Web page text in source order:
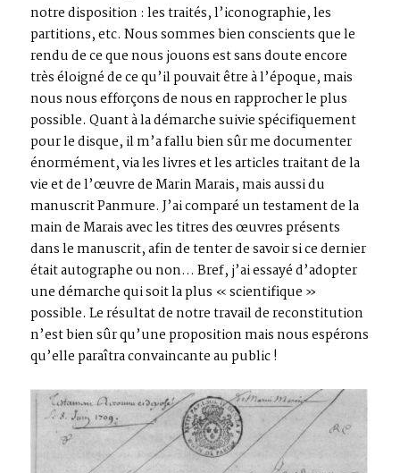
notre disposition : les traités, l’iconographie, les
partitions, etc. Nous sommes bien conscients que le
rendu de ce que nous jouons est sans doute encore
très éloigné de ce qu’il pouvait être à l’époque, mais
nous nous efforçons de nous en rapprocher le plus
possible. Quant à la démarche suivie spécifiquement
pour le disque, il m’a fallu bien sûr me documenter
énormément, via les livres et les articles traitant de la
vie et de l’œuvre de Marin Marais, mais aussi du
manuscrit Panmure. J’ai comparé un testament de la
main de Marais avec les titres des œuvres présents
dans le manuscrit, afin de tenter de savoir si ce dernier
était autographe ou non… Bref, j’ai essayé d’adopter
une démarche qui soit la plus « scientifique »
possible. Le résultat de notre travail de reconstitution
n’est bien sûr qu’une proposition mais nous espérons
qu’elle paraîtra convaincante au public !